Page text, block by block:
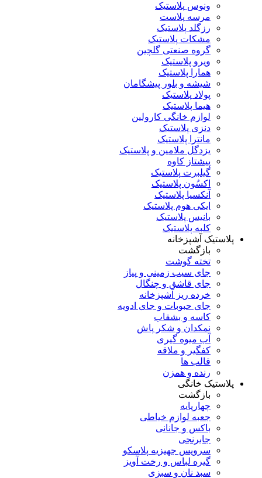
ونوس پلاستیک
مرسه پلاست
رزگلد پلاستیک
مشکات پلاستیک
گروه صنعتی گلچین
ویرو پلاستیک
همارا پلاستیک
شیشه و بلور پیشگامان
پولاد پلاستیک
هیما پلاستیک
لوازم خانگی کارولین
دنزی پلاستیک
مانترا پلاستیک
یزدگل ملامین و پلاستیک
پیشتاز کاوه
گیلبرت پلاستیک
اکسُون پلاستیک
آنکسیا پلاستیک
ایکی هوم پلاستیک
بانیس پلاستیک
کلبه پلاستیک
پلاستیک آشپزخانه
بازگشت
تخته گوشت
جای سیب زمینی و پیاز
جای قاشق و چنگال
خرده ریز آشپزخانه
جای حبوبات و جای ادویه
کاسه و بشقاب
نمکدان و شکر پاش
آب میوه گیری
کفگیر و ملاقه
قالب ها
رنده و همزن
پلاستیک خانگی
بازگشت
چهارپایه
جعبه لوازم خیاطی
باکس و جانانی
جابرنجی
سرویس جهیزیه پلاسکو
گیره لباس و رخت آویز
سبد نان و سبزی